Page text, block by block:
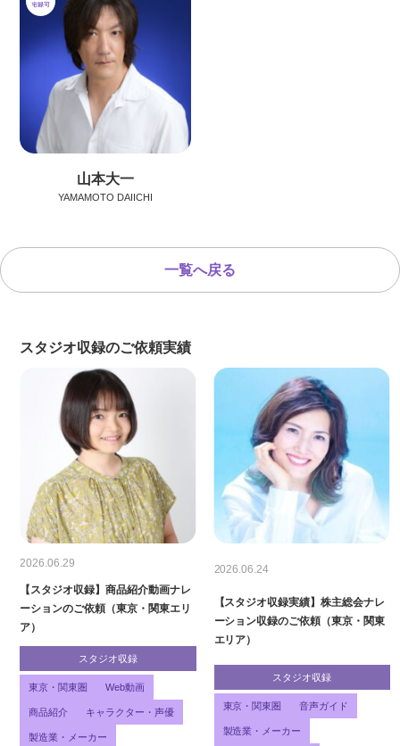
山本大一
YAMAMOTO DAIICHI
一覧へ戻る
スタジオ収録のご依頼実績
2026.06.29
【スタジオ収録】商品紹介動画ナレ
ーションのご依頼（東京・関東エリ
ア）
スタジオ収録
東京・関東圏 Web動画
商品紹介 キャラクター・声優
製造業・メーカー
2026.06.24
【スタジオ収録実績】株主総会ナレ
ーション収録のご依頼（東京・関東
エリア）
スタジオ収録
東京・関東圏 音声ガイド
製造業・メーカー